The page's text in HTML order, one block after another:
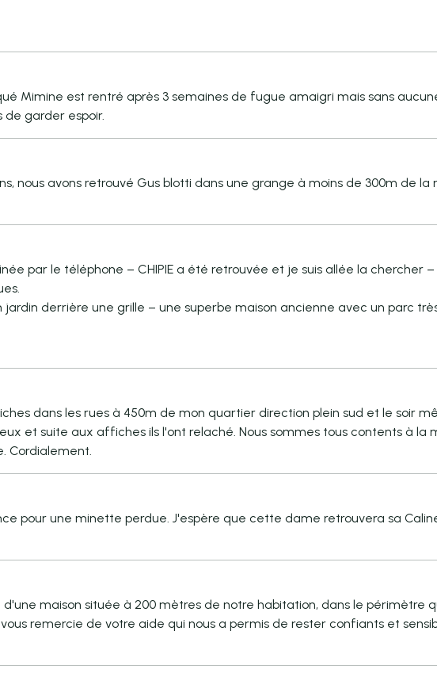
Mimine est rentré après 3 semaines de fugue amaigri mais sans
de garder espoir.
nous avons retrouvé Gus blotti dans une grange à moins de 300m de la
par le téléphone – CHIPIE a été retrouvée et je suis allée la chercher
jardin derrière une grille – une superbe maison ancienne avec un parc
dans les rues à 450m de mon quartier direction plein sud et le soir
et suite aux affiches ils l'ont relaché. Nous sommes tous contents à la
Cordialement.
pour une minette perdue. J'espère que cette dame retrouvera sa
maison située à 200 mètres de notre habitation, dans le périmètre
remercie de votre aide qui nous a permis de rester confiants et